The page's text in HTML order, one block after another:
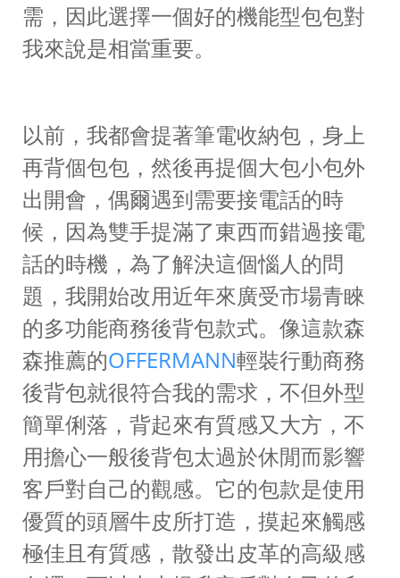
需，因此選擇一個好的機能型包包對
我來說是相當重要。
以前，我都會提著筆電收納包，身上
再背個包包，然後再提個大包小包外
出開會，偶爾遇到需要接電話的時
候，因為雙手提滿了東西而錯過接電
話的時機，為了解決這個惱人的問
題，我開始改用近年來廣受市場青睞
的多功能商務後背包款式。像這款森
森推薦的OFFERMANN輕裝行動商務
後背包就很符合我的需求，不但外型
簡單俐落，背起來有質感又大方，不
用擔心一般後背包太過於休閒而影響
客戶對自己的觀感。它的包款是使用
優質的頭層牛皮所打造，摸起來觸感
極佳且有質感，散發出皮革的高級感